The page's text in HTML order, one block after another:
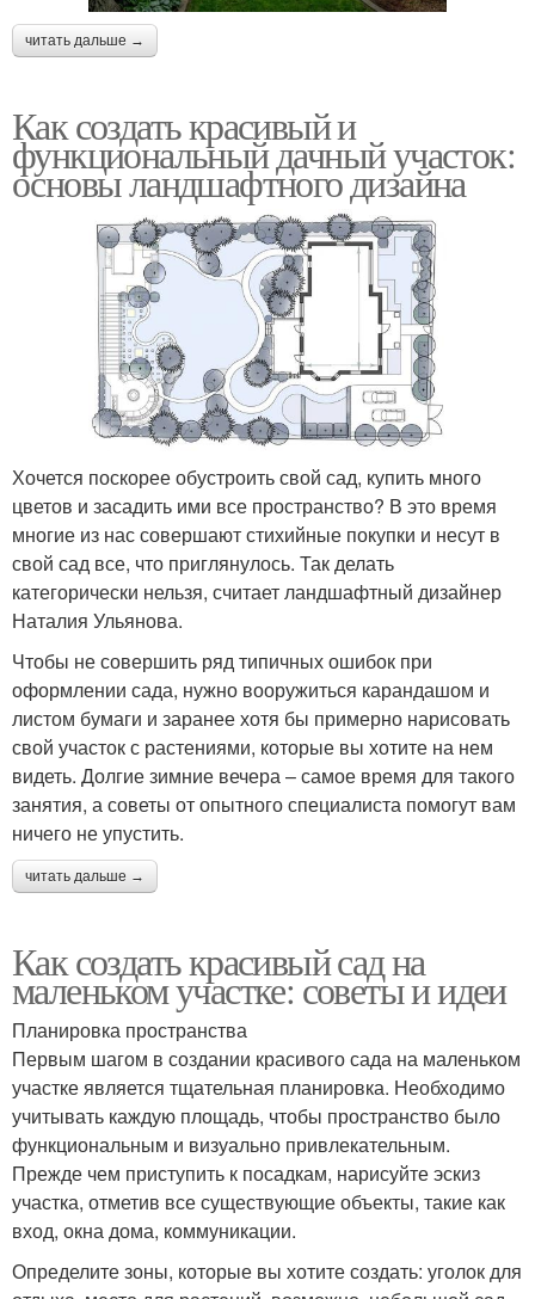
читать дальше →
Как создать красивый и
функциональный дачный участок:
основы ландшафтного дизайна
Хочется поскорее обустроить свой сад, купить много
цветов и засадить ими все пространство? В это время
многие из нас совершают стихийные покупки и несут в
свой сад все, что приглянулось. Так делать
категорически нельзя, считает ландшафтный дизайнер
Наталия Ульянова.
Чтобы не совершить ряд типичных ошибок при
оформлении сада, нужно вооружиться карандашом и
листом бумаги и заранее хотя бы примерно нарисовать
свой участок с растениями, которые вы хотите на нем
видеть. Долгие зимние вечера – самое время для такого
занятия, а советы от опытного специалиста помогут вам
ничего не упустить.
читать дальше →
Как создать красивый сад на
маленьком участке: советы и идеи
Планировка пространства
Первым шагом в создании красивого сада на маленьком
участке является тщательная планировка. Необходимо
учитывать каждую площадь, чтобы пространство было
функциональным и визуально привлекательным.
Прежде чем приступить к посадкам, нарисуйте эскиз
участка, отметив все существующие объекты, такие как
вход, окна дома, коммуникации.
Определите зоны, которые вы хотите создать: уголок для